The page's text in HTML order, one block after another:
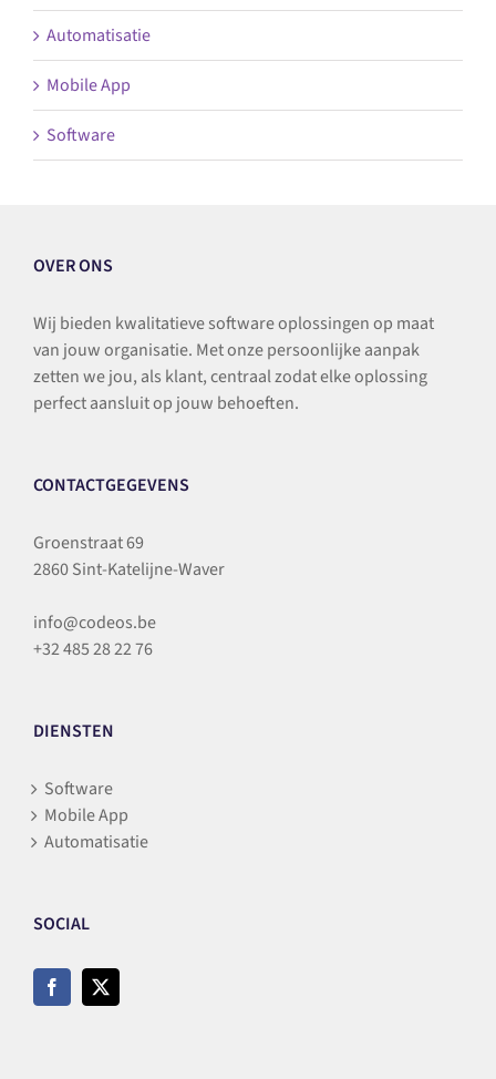
Automatisatie
Mobile App
Software
OVER ONS
Wij bieden kwalitatieve software oplossingen op maat
van jouw organisatie. Met onze persoonlijke aanpak
zetten we jou, als klant, centraal zodat elke oplossing
perfect aansluit op jouw behoeften.
CONTACTGEGEVENS
Groenstraat 69
2860 Sint-Katelijne-Waver
info@codeos.be
+32 485 28 22 76
DIENSTEN
Software
Mobile App
Automatisatie
SOCIAL